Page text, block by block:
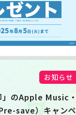
お知らせ
のApple Music・
save）キャンペ